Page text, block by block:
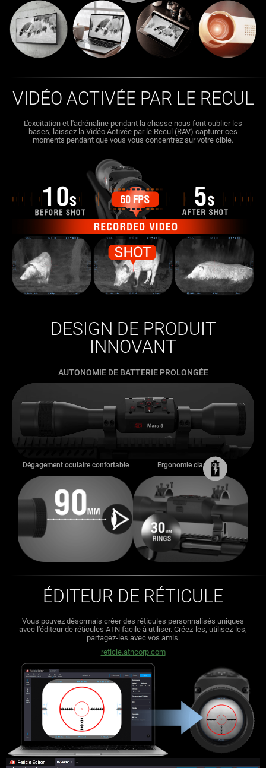
VIDÉO ACTIVÉE PAR LE RECUL
L'excitation et l'adrénaline pendant la chasse nous font oublier les
bases, laissez la Vidéo Activée par le Recul (RAV) capturer ces
moments pendant que vous vous concentrez sur votre cible.
DESIGN DE PRODUIT
INNOVANT
AUTONOMIE DE BATTERIE PROLONGÉE
Dégagement oculaire confortable Ergonomie classique
ÉDITEUR DE RÉTICULE
Vous pouvez désormais créer des réticules personnalisés uniques
avec l'éditeur de réticules ATN facile à utiliser. Créez-les, utilisez-les,
partagez-les avec vos amis.
reticle.atncorp.com